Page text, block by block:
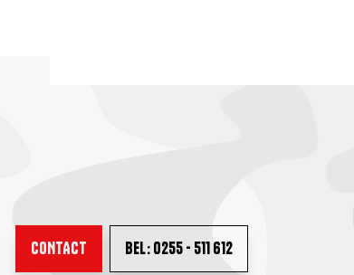
CONTACT BEL: 0255 - 511 612